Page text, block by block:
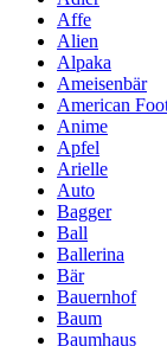
Affe
Alien
Alpaka
Ameisenbär
American
Anime
Apfel
Arielle
Auto
Bagger
Ball
Ballerina
Bär
Bauernhof
Baum
Baumhaus